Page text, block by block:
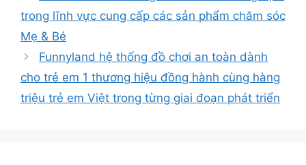
trong lĩnh vực cung cấp các sản phẩm chăm sóc
Mẹ & Bé
Funnyland hệ thống đồ chơi an toàn dành
cho trẻ em 1 thương hiệu đồng hành cùng hàng
triệu trẻ em Việt trong từng giai đoạn phát triển